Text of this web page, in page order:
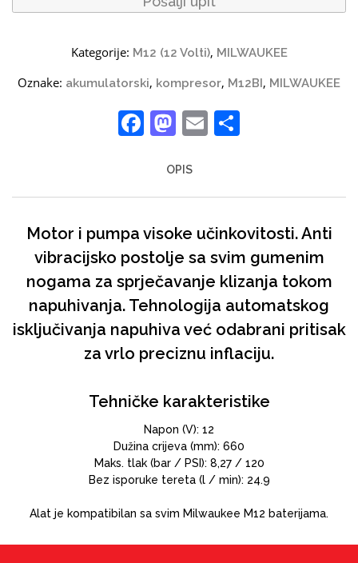
Kategorije: M12 (12 Volti), MILWAUKEE
Oznake: akumulatorski, kompresor, M12BI, MILWAUKEE
Facebook
Mastodon
Email
OPIS
Motor i pumpa visoke učinkovitosti. Anti
vibracijsko postolje sa svim gumenim
nogama za sprječavanje klizanja tokom
napuhivanja. Tehnologija automatskog
isključivanja napuhiva već odabrani pritisak
za vrlo preciznu inflaciju.
Tehničke karakteristike
Napon (V): 12
Dužina crijeva (mm): 660
Maks. tlak (bar / PSI): 8,27 / 120
Bez isporuke tereta (l / min): 24.9
Alat je kompatibilan sa svim Milwaukee M12 baterijama.